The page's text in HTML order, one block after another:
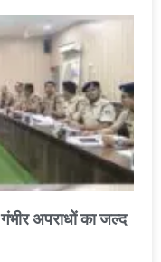
अपराधों का जल्द